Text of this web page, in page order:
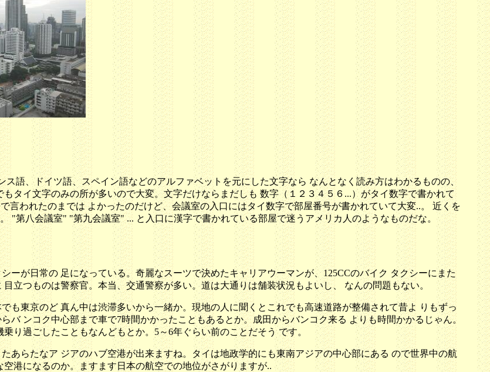
ス語、ドイツ語、スペイン語などのアルファベットを元にした文字なら なんとなく読み方はわかるものの、
タイ文字のみの所が多いので大変。文字だけならまだしも 数字（１２３４５６...）がタイ数字で書かれて
言われたのまでは よかったのだけど、会議室の入口にはタイ数字で部屋番号が書かれていて大変..。 近くを
"第八会議室" "第九会議室" ... と入口に漢字で書かれている部屋で迷うアメリカ人のようなものだな。
ーが日常の 足になっている。奇麗なスーツで決めたキャリアウーマンが、125CCのバイク タクシーにまた
立つものは警察官。本当、交通警察が多い。道は大通りは舗装状況もよいし、 なんの問題もない。
も東京のど 真ん中は渋滞多いから一緒か。現地の人に聞くとこれでも高速道路が整備されて昔よ りもずっ
バ ンコク中心部まで車で7時間かかったこともあるとか。成田からバンコク来る よりも時間かかるじゃん。
り過ごしたこともなんどもとか。5～6年ぐらい前のことだそう です。
あらたなア ジアのハブ空港が出来ますね。タイは地政学的にも東南アジアの中心部にある ので世界中の航
港になるのか。ますます日本の航空での地位がさがりますが..